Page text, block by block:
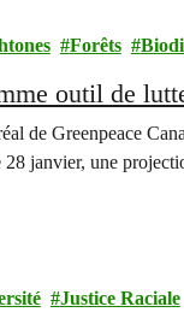
Forêts
outil de
de Greenpeace
28 janvier, une
Justice Raciale